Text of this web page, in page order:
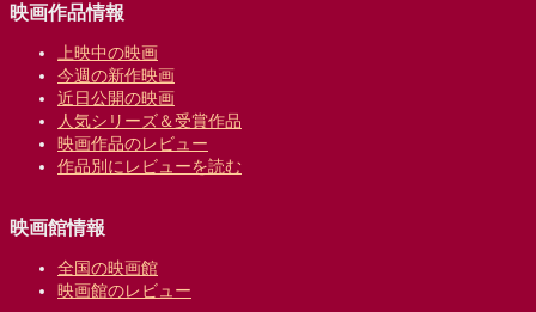
映画作品情報
上映中の映画
今週の新作映画
近日公開の映画
人気シリーズ＆受賞作品
映画作品のレビュー
作品別にレビューを読む
映画館情報
全国の映画館
映画館のレビュー